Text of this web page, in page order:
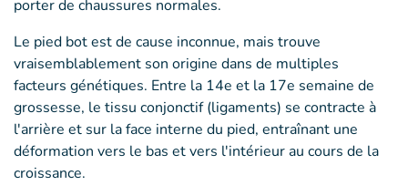
porter de chaussures normales.
Le pied bot est de cause inconnue, mais trouve
vraisemblablement son origine dans de multiples
facteurs génétiques. Entre la 14e et la 17e semaine de
grossesse, le tissu conjonctif (ligaments) se contracte à
l'arrière et sur la face interne du pied, entraînant une
déformation vers le bas et vers l'intérieur au cours de la
croissance.